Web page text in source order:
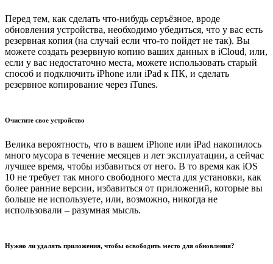
Перед тем, как сделать что-нибудь серъёзное, вроде
обновления устройства, необходимо убедиться, что у вас есть
резервная копия (на случай если что-то пойдет не так). Вы
можете создать резервную копию ваших данных в iCloud, или,
если у вас недостаточно места, можете использовать старый
способ и подключить iPhone или iPad к ПК, и cделать
резервное копирование через iTunes.
Очистите свое устройство
Велика вероятность, что в вашем iPhone или iPad накопилось
много мусора в течение месяцев и лет эксплуатации, а сейчас
лучшее время, чтобы избавиться от него. В то время как iOS
10 не требует так много свободного места для установки, как
более ранние версии, избавиться от приложений, которые вы
больше не используете, или, возможно, никогда не
использовали – разумная мысль.
Нужно ли удалять приложения, чтобы освободить место для обновления?